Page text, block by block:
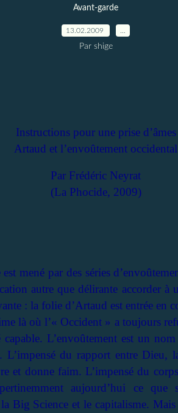
Avant-garde
13.02.2009
Par shige
Instructions pour une prise d’âmes
Artaud et l’envoûtement occidental
Par Frédéric Neyrat
(La Phocide, 2009)
mené par des séries
autre que délirante accorder à
: la folie d’Artaud est entrée en
là où l’« Occident » a toujours
L’envoûtement est un
L’impensé du rapport entre Dieu,
et donne faim. L’impensé du
aujourd’hui ce
Big Science et le capitalisme.